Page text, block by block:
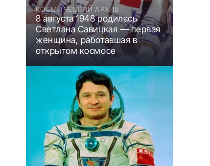
КОСМИЧЕСКИЙ АРХИВ
8 августа 1948 родилась
Светлана Савицкая — первая
женщина, работавшая в
открытом космосе